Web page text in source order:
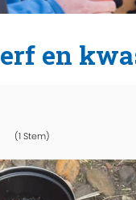
en
(1 Stem)